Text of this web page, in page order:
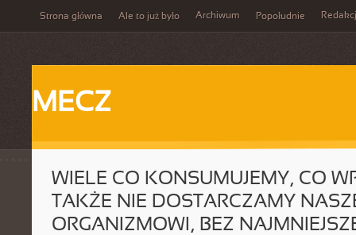
Strona główna Ale to już było Archiwum Popołudnie
MECZ
WIELE CO KONSUMUJEMY, CO
TAKŻE NIE DOSTARCZAMY
ORGANIZMOWI, BEZ